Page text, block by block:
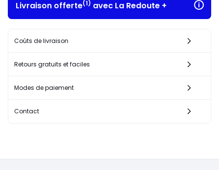
Livraison offerte(1) avec La Redoute +
Coûts de livraison
Retours gratuits et faciles
Modes de paiement
Contact